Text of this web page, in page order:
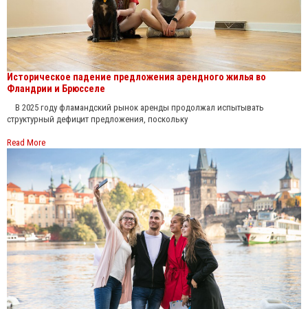
Историческое падение предложения арендного жилья во
Фландрии и Брюсселе
В 2025 году фламандский рынок аренды продолжал испытывать
структурный дефицит предложения, поскольку
Read More